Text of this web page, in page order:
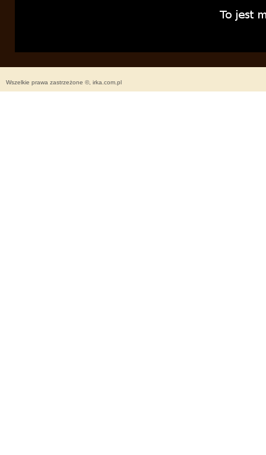
Wszelkie prawa zastrzeżone ©, irka.com.pl